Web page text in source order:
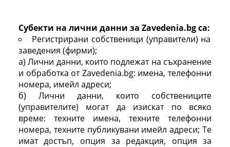
Субекти на лични данни за Zavedenia.bg са:
Регистрирани собственици (управители) на
заведения (фирми);
а) Лични данни, които подлежат на съхранение
и обработка от Zavedenia.bg: имена, телефонни
номера, имейл адреси;
б) Лични данни, които собствениците
(управителите) могат да изискат по всяко
време: техните имена, техните телефонни
номера, техните публикувани имейл адреси; Те
имат достъп, опция за редакция, опция за